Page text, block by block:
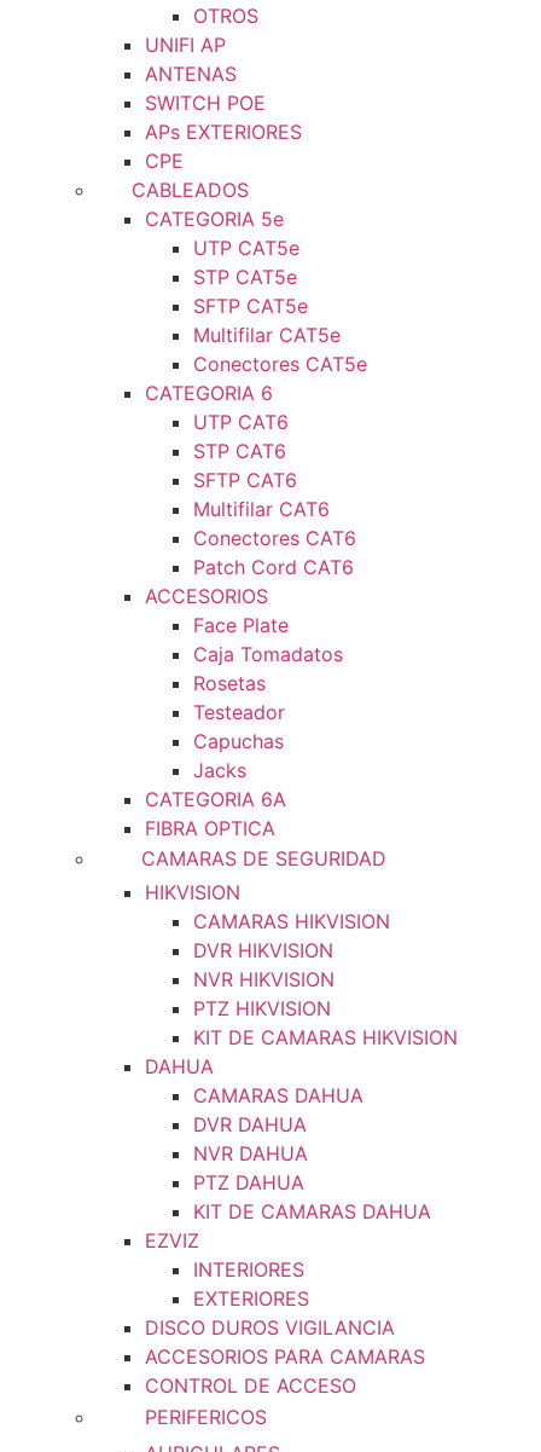
OTROS
UNIFI AP
ANTENAS
SWITCH POE
APs EXTERIORES
CPE
CABLEADOS
CATEGORIA 5e
UTP CAT5e
STP CAT5e
SFTP CAT5e
Multifilar CAT5e
Conectores CAT5e
CATEGORIA 6
UTP CAT6
STP CAT6
SFTP CAT6
Multifilar CAT6
Conectores CAT6
Patch Cord CAT6
ACCESORIOS
Face Plate
Caja Tomadatos
Rosetas
Testeador
Capuchas
Jacks
CATEGORIA 6A
FIBRA OPTICA
CAMARAS DE SEGURIDAD
HIKVISION
CAMARAS HIKVISION
DVR HIKVISION
NVR HIKVISION
PTZ HIKVISION
KIT DE CAMARAS HIKVISION
DAHUA
CAMARAS DAHUA
DVR DAHUA
NVR DAHUA
PTZ DAHUA
KIT DE CAMARAS DAHUA
EZVIZ
INTERIORES
EXTERIORES
DISCO DUROS VIGILANCIA
ACCESORIOS PARA CAMARAS
CONTROL DE ACCESO
PERIFERICOS